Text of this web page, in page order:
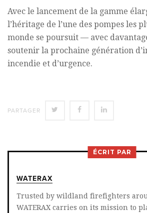
Avec le lancement de la gamme
l’héritage de l’une des pompes les
monde se poursuit — avec
soutenir la prochaine génération
incendie et d’urgence.
PARTAGER SHARE
TWITTER
SHARE
FACEBOOKLINKEDIN
ÉCRIT PAR
WATERAX
Trusted by wildland firefighters
WATERAX carries on its mission to